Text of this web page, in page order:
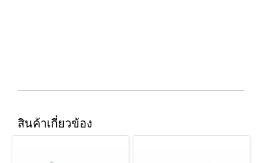
สินค้าเกี่ยวข้อง